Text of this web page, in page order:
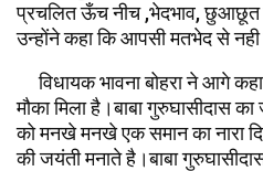
प्रचलित ऊँच नीच ,भेदभाव, छुआछूत
उन्होंने कहा कि आपसी मतभेद से
विधायक भावना बोहरा ने आगे
मौका मिला है।बाबा गुरुघासीदास
को मनखे मनखे एक समान का नारा
की जयंती मनाते है।बाबा